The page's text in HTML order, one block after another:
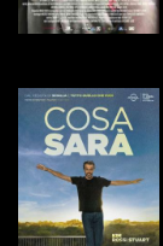
VAI ALLA SCHEDA